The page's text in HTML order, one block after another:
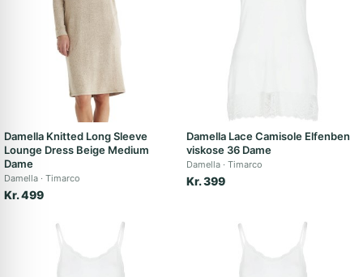
Damella Knitted Long Sleeve
Lounge Dress Beige Medium
Dame
Damella Timarco
Kr. 499
Damella Lace Camisole Elfenben
viskose 36 Dame
Damella Timarco
Kr. 399